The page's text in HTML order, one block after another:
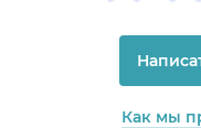
Как мы